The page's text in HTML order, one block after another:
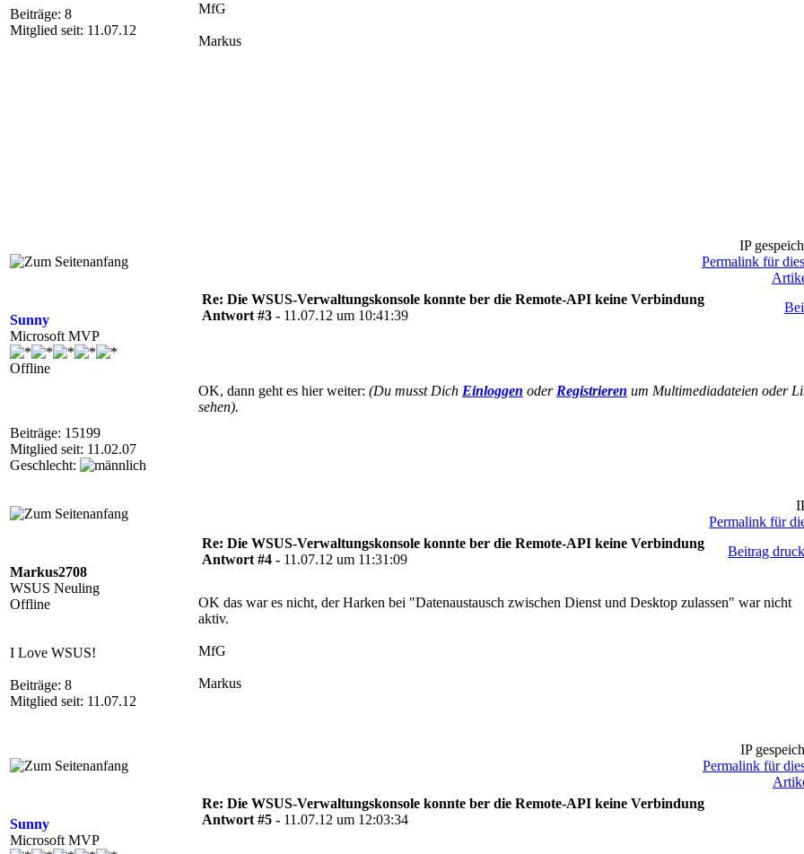
Beiträge: 8
Mitglied seit: 11.07.12
MfG
Markus
IP
Permalink für
Sunny
Microsoft MVP
Offline
Beiträge: 15199
Mitglied seit: 11.02.07
Geschlecht:
Re: Die WSUS-Verwaltungskonsole konnte ber die Remote-API keine Verbindung
Antwort #3 - 11.07.12 um 10:41:39
OK, dann geht es hier weiter: (Du musst Dich Einloggen oder Registrieren um Multimediadateien oder
sehen).
Permalink für
Markus2708
WSUS Neuling
Offline
I Love WSUS!
Beiträge: 8
Mitglied seit: 11.07.12
Re: Die WSUS-Verwaltungskonsole konnte ber die Remote-API keine Verbindung
Antwort #4 - 11.07.12 um 11:31:09
Beitrag
OK das war es nicht, der Harken bei "Datenaustausch zwischen Dienst und Desktop zulassen" war nicht
aktiv.
MfG
Markus
IP
Permalink für
Sunny
Microsoft MVP
Re: Die WSUS-Verwaltungskonsole konnte ber die Remote-API keine Verbindung
Antwort #5 - 11.07.12 um 12:03:34